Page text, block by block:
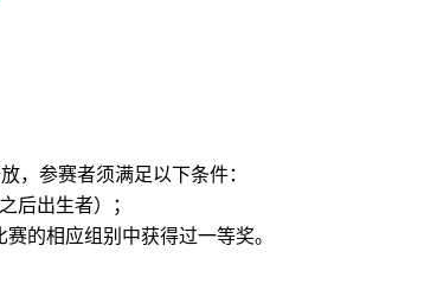
，参赛者须满足以下条件：
后出生者）；
的相应组别中获得过一等奖。